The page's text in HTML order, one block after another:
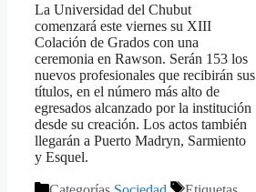
La Universidad del Chubut
comenzará este viernes su XIII
Colación de Grados con una
ceremonia en Rawson. Serán 153 los
nuevos profesionales que recibirán sus
títulos, en el número más alto de
egresados alcanzado por la institución
desde su creación. Los actos también
llegarán a Puerto Madryn, Sarmiento
y Esquel.